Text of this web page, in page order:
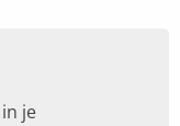
je